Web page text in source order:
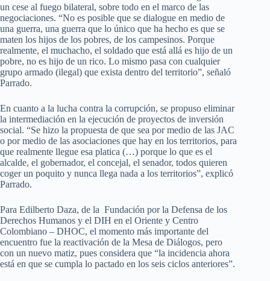
un cese al fuego bilateral, sobre todo en el marco de las
negociaciones. “No es posible que se dialogue en medio de
una guerra, una guerra que lo único que ha hecho es que se
maten los hijos de los pobres, de los campesinos. Porque
realmente, el muchacho, el soldado que está allá es hijo de un
pobre, no es hijo de un rico. Lo mismo pasa con cualquier
grupo armado (ilegal) que exista dentro del territorio”, señaló
Parrado.
En cuanto a la lucha contra la corrupción, se propuso eliminar
la intermediación en la ejecución de proyectos de inversión
social. “Se hizo la propuesta de que sea por medio de las JAC
o por medio de las asociaciones que hay en los territorios, para
que realmente llegue esa platica (…) porque lo que es el
alcalde, el gobernador, el concejal, el senador, todos quieren
coger un poquito y nunca llega nada a los territorios”, explicó
Parrado.
Para Edilberto Daza, de la Fundación por la Defensa de los
Derechos Humanos y el DIH en el Oriente y Centro
Colombiano – DHOC, el momento más importante del
encuentro fue la reactivación de la Mesa de Diálogos, pero
con un nuevo matiz, pues considera que “la incidencia ahora
está en que se cumpla lo pactado en los seis ciclos anteriores”.